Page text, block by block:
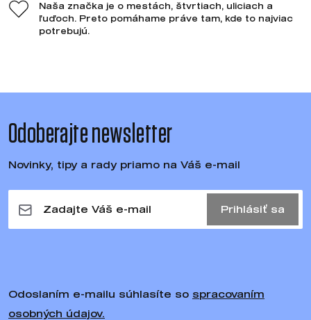
Naša značka je o mestách, štvrtiach, uliciach a
ľuďoch. Preto pomáhame práve tam, kde to najviac
potrebujú.
Odoberajte newsletter
Novinky, tipy a rady priamo na Váš e-mail
Prihlásiť sa
Odoslaním e-mailu súhlasíte so spracovaním
osobných údajov.